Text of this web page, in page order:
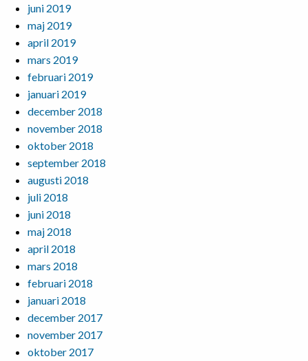
juni 2019
maj 2019
april 2019
mars 2019
februari 2019
januari 2019
december 2018
november 2018
oktober 2018
september 2018
augusti 2018
juli 2018
juni 2018
maj 2018
april 2018
mars 2018
februari 2018
januari 2018
december 2017
november 2017
oktober 2017